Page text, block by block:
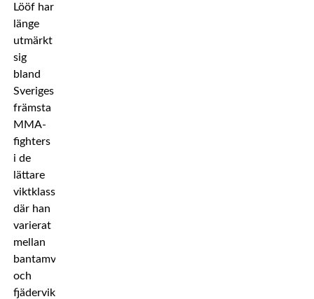
Lööf har
länge
utmärkt
sig
bland
Sveriges
främsta
MMA-
fighters
i de
lättare
viktklasserna,
där han
varierat
mellan
bantamvikt
och
fjädervikt